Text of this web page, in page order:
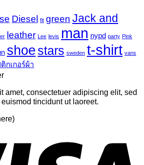
mural-
tropical
leaves-
เห็น
บน
Just
another
post
Diesel fit green Jack and
leather Lee levis man nypd party Pink
shoe stars sweden t-shirt vans
กเกอร์ผ้า
amet, consectetuer adipiscing elit, sed
tincidunt ut laoreet.